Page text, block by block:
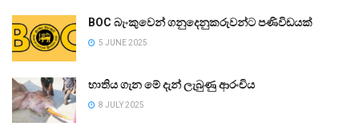
BOC බැංකුවෙන් ගනුදෙනුකරුවන්ට පණිවිඩයක්
5 JUNE 2025
භාතිය ගැන මේ දැන් ලැබුණු ආරංචිය
8 JULY 2025